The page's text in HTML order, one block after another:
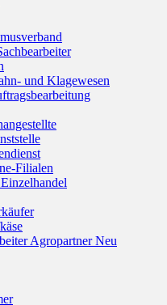
und Klagewesen
Filialen
Agropartner Neu